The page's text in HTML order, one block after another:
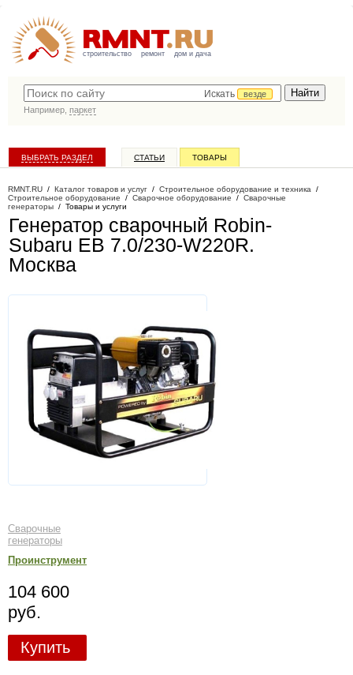
строительство ремонт дом и дача
Искать
везде
Например, паркет
ВЫБРАТЬ РАЗДЕЛ СТАТЬИ ТОВАРЫ
RMNT.RU / Каталог товаров и услуг / Строительное оборудование и техника /
Строительное оборудование / Сварочное оборудование / Сварочные
генераторы / Товары и услуги
Генератор сварочный Robin-
Subaru EB 7.0/230-W220R.
Москва
Сварочные
генераторы
Проинструмент
104 600
руб.
Купить